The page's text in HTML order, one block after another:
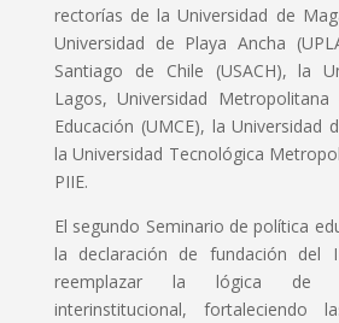
rectorías de la Universidad de
Universidad de Playa Ancha
Santiago de Chile (USACH), la
Lagos, Universidad
Educación (UMCE), la Universidad
la Universidad Tecnológica
PIIE.
El segundo Seminario de política
la declaración de fundación del
reemplazar la lógica de
interinstitucional, fortaleciendo